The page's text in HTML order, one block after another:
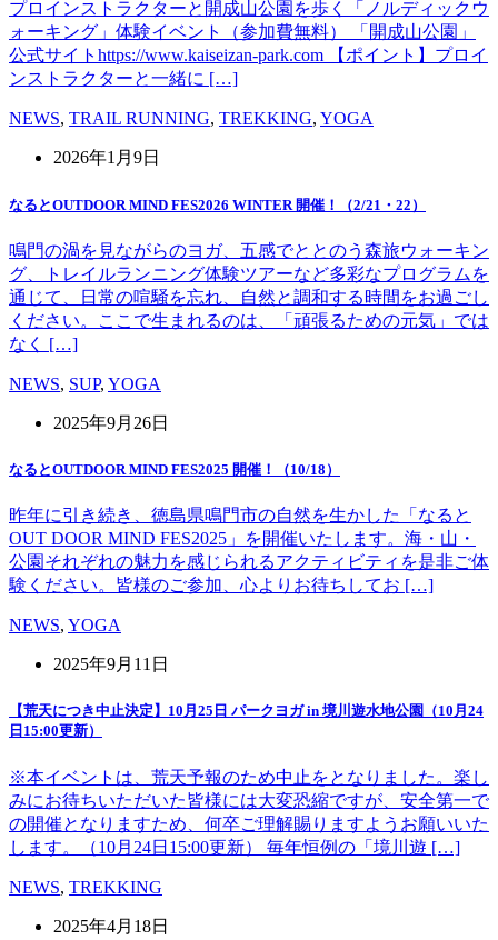
プロインストラクターと開成山公園を歩く「ノルディックウ
ォーキング」体験イベント（参加費無料） 「開成山公園」
公式サイトhttps://www.kaiseizan-park.com 【ポイント】プロイ
ンストラクターと一緒に […]
NEWS, TRAIL RUNNING, TREKKING, YOGA
2026年1月9日
なるとOUTDOOR MIND FES2026 WINTER 開催！（2/21・22）
鳴門の渦を見ながらのヨガ、五感でととのう森旅ウォーキン
グ、トレイルランニング体験ツアーなど多彩なプログラムを
通じて、日常の喧騒を忘れ、自然と調和する時間をお過ごし
ください。ここで生まれるのは、「頑張るための元気」では
なく […]
NEWS, SUP, YOGA
2025年9月26日
なるとOUTDOOR MIND FES2025 開催！（10/18）
昨年に引き続き、徳島県鳴門市の自然を生かした「なると
OUT DOOR MIND FES2025」を開催いたします。海・山・
公園それぞれの魅力を感じられるアクティビティを是非ご体
験ください。皆様のご参加、心よりお待ちしてお […]
NEWS, YOGA
2025年9月11日
【荒天につき中止決定】10月25日 パークヨガ in 境川遊水地公園（10月24
日15:00更新）
※本イベントは、荒天予報のため中止をとなりました。楽し
みにお待ちいただいた皆様には大変恐縮ですが、安全第一で
の開催となりますため、何卒ご理解賜りますようお願いいた
します。（10月24日15:00更新） 毎年恒例の「境川遊 […]
NEWS, TREKKING
2025年4月18日